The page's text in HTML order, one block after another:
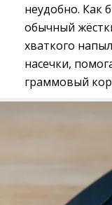
неудобно. Как
обычный
хваткого
насечки,
граммовый